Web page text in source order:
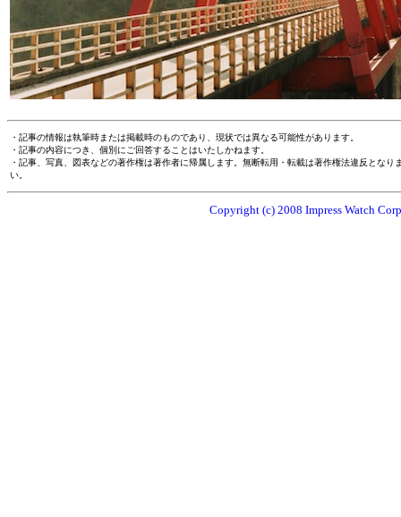
・記事の情報は執筆時または掲載時のものであり、現状では異なる可能性があります。
・記事の内容につき、個別にご回答することはいたしかねます。
・記事、写真、図表などの著作権は著作者に帰属します。無断転用・転載は著作権法違反とな
い。
Copyright (c) 2008 Impress Watch